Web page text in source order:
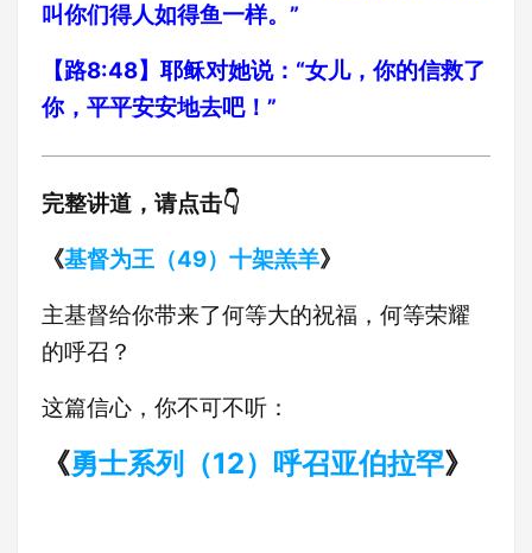
叫你们得人如得鱼一样。”
【路8:48】耶稣对她说：“女儿，你的信救了
你，平平安安地去吧！”
完整讲道，请点击👇
《基督为王（49）十架羔羊》
主基督给你带来了何等大的祝福，何等荣耀
的呼召？
这篇信心，你不可不听：
《勇士系列（12）呼召亚伯拉罕》